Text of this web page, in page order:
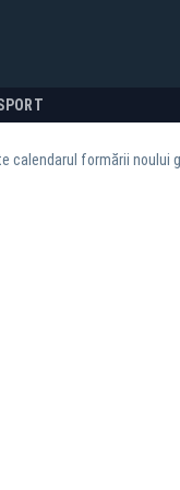
calendarul formării noului